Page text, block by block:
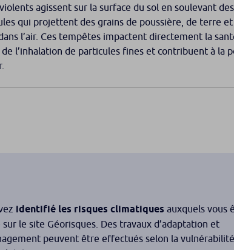
agissent sur la surface du sol en soulevant des
qui projettent des grains de poussière, de terre et
l’air. Ces tempêtes impactent directement la
de l’inhalation de particules fines et contribuent à la
identifié les risques climatiques auxquels vous
sur le site Géorisques. Des travaux d’adaptation et
peuvent être effectués selon la